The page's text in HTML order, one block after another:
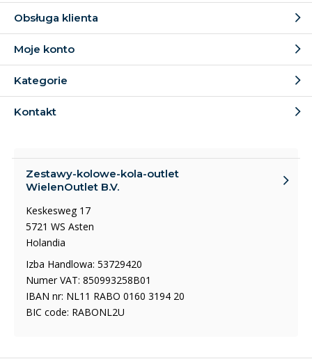
Obsługa klienta
Moje konto
Kategorie
Kontakt
Zestawy-kolowe-kola-outlet
WielenOutlet B.V.
Keskesweg 17
5721 WS Asten
Holandia
Izba Handlowa: 53729420
Numer VAT: 850993258B01
IBAN nr: NL11 RABO 0160 3194 20
BIC code: RABONL2U